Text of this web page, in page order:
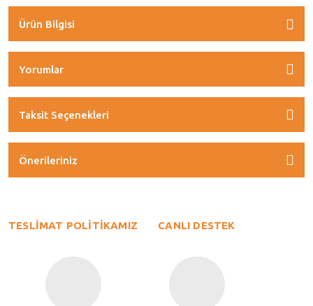
Ürün Bilgisi
Yorumlar
Taksit Seçenekleri
Önerileriniz
TESLİMAT POLİTİKAMIZ CANLI DESTEK